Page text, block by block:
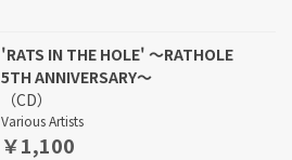
'RATS IN THE HOLE' ～RATHOLE
5TH ANNIVERSARY～
（CD）
Various Artists
￥1,100